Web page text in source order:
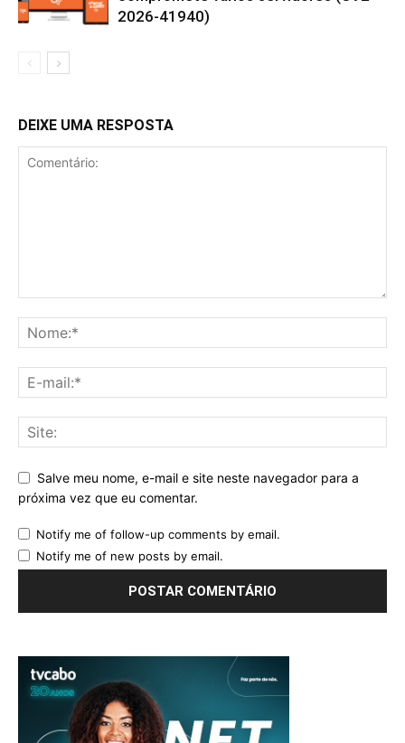
2026-41940)
DEIXE UMA RESPOSTA
Salve meu nome, e-mail e site neste navegador para a
próxima vez que eu comentar.
Notify me of follow-up comments by email.
Notify me of new posts by email.